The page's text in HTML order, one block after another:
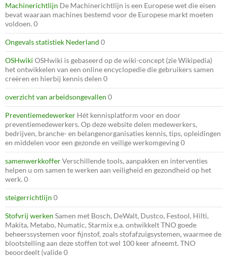
Machinerichtlijn De Machinerichtlijn is een Europese wet die eisen
bevat waaraan machines bestemd voor de Europese markt moeten
voldoen. 0
Ongevals statistiek Nederland 0
OSHwiki OSHwiki is gebaseerd op de wiki-concept (zie Wikipedia)
het ontwikkelen van een online encyclopedie die gebruikers samen
creëren en hierbij kennis delen 0
overzicht van arbeidsongevallen 0
Preventiemedewerker Hét kennisplatform voor en door
preventiemedewerkers. Op deze website delen medewerkers,
bedrijven, branche- en belangenorganisaties kennis, tips, opleidingen
en middelen voor een gezonde en veilige werkomgeving 0
samenwerkkofferVerschillende tools, aanpakken en interventies
helpen u om samen te werken aan veiligheid en gezondheid op het
werk. 0
steigerrichtlijn 0
Stofvrij werken Samen met Bosch, DeWalt, Dustco, Festool, Hilti,
Makita, Metabo, Numatic, Starmix e.a. ontwikkelt TNO goede
beheerssystemen voor fijnstof, zoals stofafzuigsystemen, waarmee de
blootstelling aan deze stoffen tot wel 100 keer afneemt. TNO
beoordeelt (valide 0